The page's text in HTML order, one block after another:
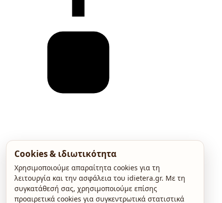
Cookies & ιδιωτικότητα
Χρησιμοποιούμε απαραίτητα cookies για τη
λειτουργία και την ασφάλεια του idietera.gr. Με τη
συγκατάθεσή σας, χρησιμοποιούμε επίσης
προαιρετικά cookies για συγκεντρωτικά στατιστικά